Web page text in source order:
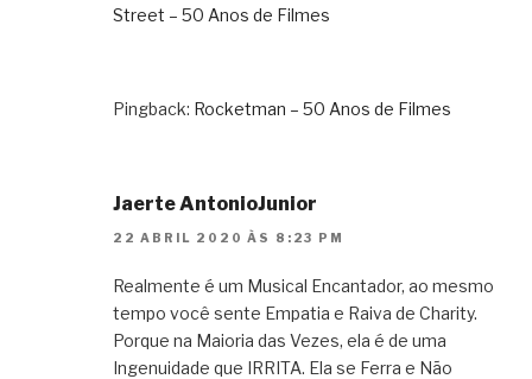
Street – 50 Anos de Filmes
Pingback: Rocketman – 50 Anos de Filmes
Jaerte AntonioJunior
22 ABRIL 2020 ÀS 8:23 PM
Realmente é um Musical Encantador, ao mesmo
tempo você sente Empatia e Raiva de Charity.
Porque na Maioria das Vezes, ela é de uma
Ingenuidade que IRRITA. Ela se Ferra e Não